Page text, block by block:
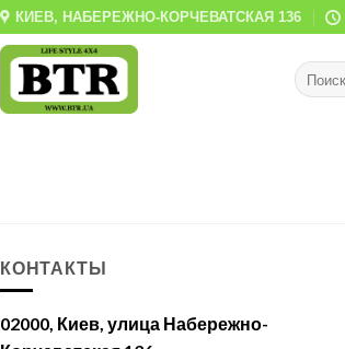
КИЕВ, НАБЕРЕЖНО-КОРЧЕВАТСКАЯ 136
КОНТАКТЫ
02000, Киев, улица Набережно-